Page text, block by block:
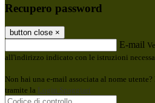
Recupero password
button close ×
E-mail
all'indirizzo indicato con le istruzioni
Non hai una e-mail associata al nome
tramite la Login Spaggiari